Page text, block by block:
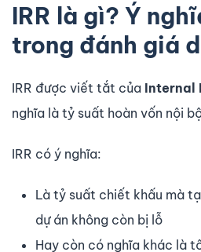
IRR là gì? Ý
trong đánh giá
IRR được viết tắt của Internal
nghĩa là tỷ suất hoàn vốn nội
IRR có ý nghĩa:
Là tỷ suất chiết khấu mà
dự án không còn bị lỗ
Hay còn có nghĩa khác là